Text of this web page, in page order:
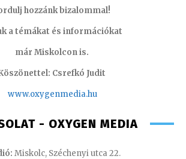
hozzánk bizalommal!
a témákat és információkat
már Miskolcon is.
Csrefkó Judit
www.oxygenmedia.hu
- OXYGEN MEDIA
Miskolc, Széchenyi utca 22.